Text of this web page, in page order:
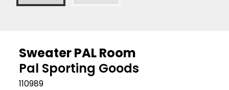
Sweater PAL Room
Pal Sporting Goods
110989